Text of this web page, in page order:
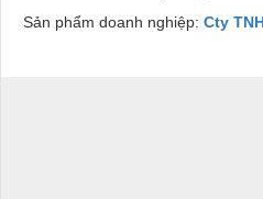
Sản phẩm doanh nghiệp: Cty